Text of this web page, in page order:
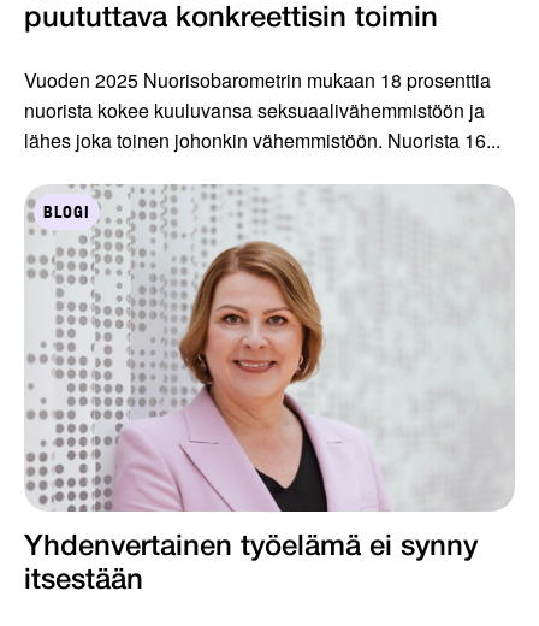
puututtava konkreettisin toimin
Vuoden 2025 Nuorisobarometrin mukaan 18 prosenttia
nuorista kokee kuuluvansa seksuaalivähemmistöön ja
lähes joka toinen johonkin vähemmistöön. Nuorista 16...
BLOGI
Yhdenvertainen työelämä ei synny
itsestään